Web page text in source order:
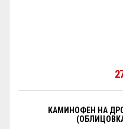
КАМИНОФЕН НА